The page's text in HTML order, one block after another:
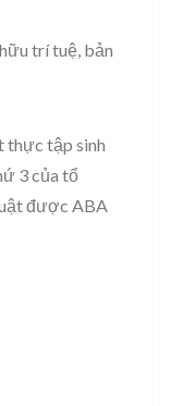
trí tuệ, bản
thực tập sinh
3 của tổ
được ABA